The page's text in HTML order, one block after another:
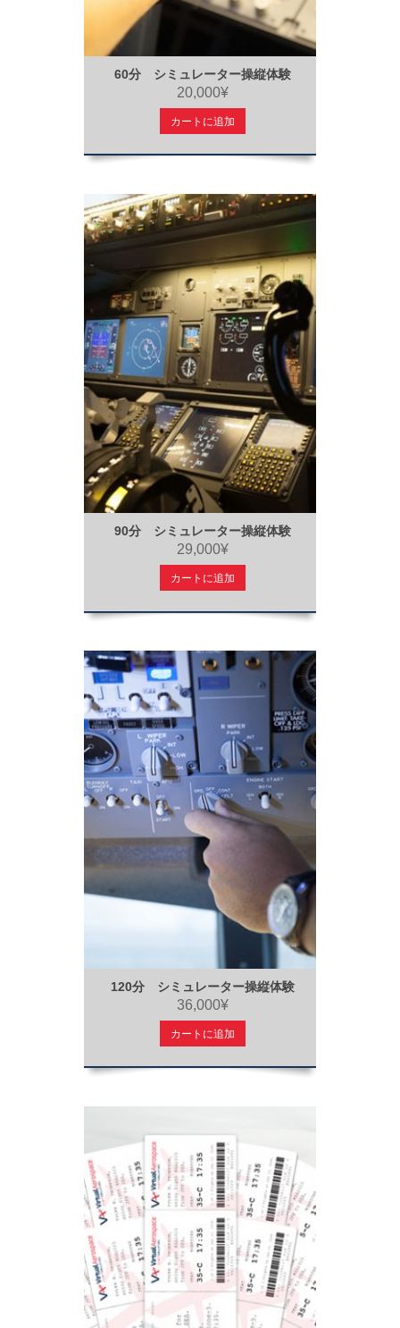
60分 シミュレーター操縦体験
20,000¥
カートに追加
90分 シミュレーター操縦体験
29,000¥
カートに追加
120分 シミュレーター操縦体験
36,000¥
カートに追加